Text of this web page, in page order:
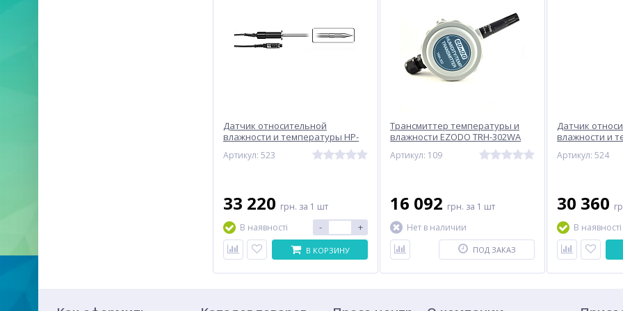
Датчик относительной
влажности и температуры HP-
475 ACR для термогигрометра
DELTA OHM HD2101.1
Артикул: 523
33 220 грн. за 1 шт
В наявності
- +
В КОРЗИНУ
Трансмиттер температуры и
влажности EZODO TRH-302WA
(0...100 °C / 0...100 % RH)
Артикул: 109
16 092 грн. за 1 шт
Нет в наличии
ПОД ЗАКАЗ
Датчик
влажности и
HP477DCR
DELTA OHM
Артикул: 524
30 360
В наявності